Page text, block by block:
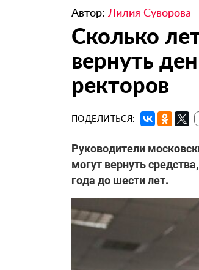
Автор: Лилия Суворова
Сколько
вернуть
ректоров
ПОДЕЛИТЬСЯ:
Руководители
могут вернуть
года до шести лет.